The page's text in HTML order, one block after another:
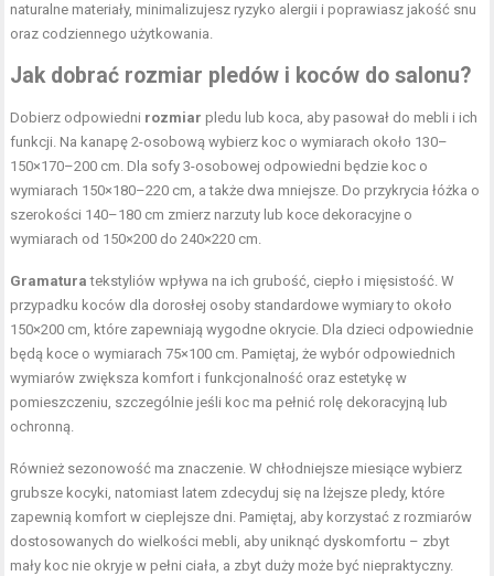
naturalne materiały, minimalizujesz ryzyko alergii i poprawiasz jakość snu
oraz codziennego użytkowania.
Jak dobrać rozmiar pledów i koców do salonu?
Dobierz odpowiedni rozmiar pledu lub koca, aby pasował do mebli i ich
funkcji. Na kanapę 2-osobową wybierz koc o wymiarach około 130–
150×170–200 cm. Dla sofy 3-osobowej odpowiedni będzie koc o
wymiarach 150×180–220 cm, a także dwa mniejsze. Do przykrycia łóżka o
szerokości 140–180 cm zmierz narzuty lub koce dekoracyjne o
wymiarach od 150×200 do 240×220 cm.
Gramatura tekstyliów wpływa na ich grubość, ciepło i mięsistość. W
przypadku koców dla dorosłej osoby standardowe wymiary to około
150×200 cm, które zapewniają wygodne okrycie. Dla dzieci odpowiednie
będą koce o wymiarach 75×100 cm. Pamiętaj, że wybór odpowiednich
wymiarów zwiększa komfort i funkcjonalność oraz estetykę w
pomieszczeniu, szczególnie jeśli koc ma pełnić rolę dekoracyjną lub
ochronną.
Również sezonowość ma znaczenie. W chłodniejsze miesiące wybierz
grubsze kocyki, natomiast latem zdecyduj się na lżejsze pledy, które
zapewnią komfort w cieplejsze dni. Pamiętaj, aby korzystać z rozmiarów
dostosowanych do wielkości mebli, aby uniknąć dyskomfortu – zbyt
mały koc nie okryje w pełni ciała, a zbyt duży może być niepraktyczny.